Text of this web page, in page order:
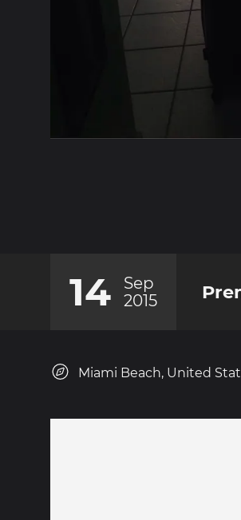
14
Sep
2015
Miami Beach, United